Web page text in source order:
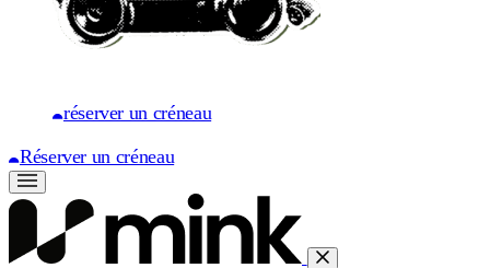
réserver un créneau
Réserver un créneau